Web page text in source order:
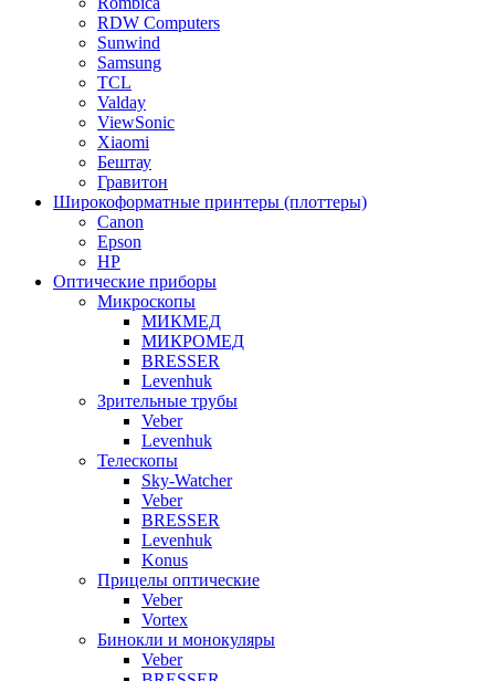
RDW Computers
Sunwind
Samsung
TCL
Valday
ViewSonic
Xiaomi
Бештау
Гравитон
Широкоформатные принтеры (плоттеры)
Canon
Epson
HP
Оптические приборы
Микроскопы
МИКМЕД
МИКРОМЕД
BRESSER
Levenhuk
Зрительные трубы
Veber
Levenhuk
Телескопы
Sky-Watcher
Veber
BRESSER
Levenhuk
Konus
Прицелы оптические
Veber
Vortex
Бинокли и монокуляры
Veber